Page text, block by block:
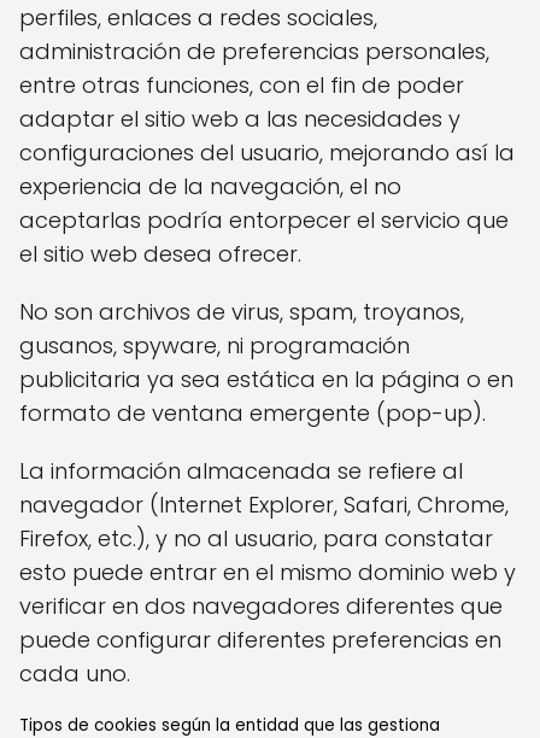
perfiles, enlaces a redes sociales,
administración de preferencias personales,
entre otras funciones, con el fin de poder
adaptar el sitio web a las necesidades y
configuraciones del usuario, mejorando así la
experiencia de la navegación, el no
aceptarlas podría entorpecer el servicio que
el sitio web desea ofrecer.
No son archivos de virus, spam, troyanos,
gusanos, spyware, ni programación
publicitaria ya sea estática en la página o en
formato de ventana emergente (pop-up).
La información almacenada se refiere al
navegador (Internet Explorer, Safari, Chrome,
Firefox, etc.), y no al usuario, para constatar
esto puede entrar en el mismo dominio web y
verificar en dos navegadores diferentes que
puede configurar diferentes preferencias en
cada uno.
Tipos de cookies según la entidad que las gestiona